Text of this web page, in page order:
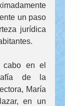
un paso
jurídica
en el
de la
María
en un